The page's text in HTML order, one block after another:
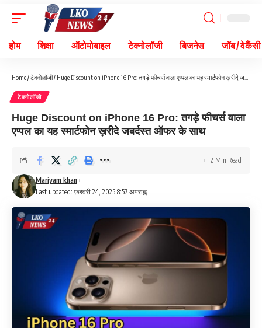
होम शिक्षा ऑटोमोबाइल टेक्नोलॉजी बिजनेस जॉब / वेकैंसी
Home/टेक्नोलॉजी/ Huge Discount on iPhone 16 Pro: तगड़े फीचर्स वाला एप्पल का यह स्मार्टफोन ख़रीदे जबर्दस्त ऑफर के साथ
टेक्नोलॉजी
Huge Discount on iPhone 16 Pro: तगड़े फीचर्स वाला
एप्पल का यह स्मार्टफोन ख़रीदे जबर्दस्त ऑफर के साथ
Last updated: फ़रवरी 24, 2025 8:57 अपराह्न
Mariyam khan
2 Min Read